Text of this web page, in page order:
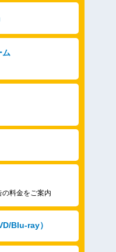
ム
料金をご案内
Blu-ray）